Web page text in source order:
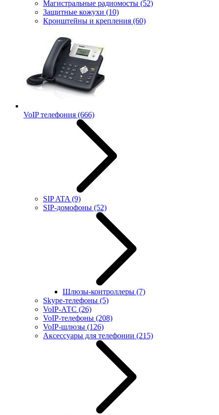
Магистральные радиомосты (52)
Защитные кожухи (10)
Кронштейны и крепления (60)
VoIP телефония (666)
SIP ATA (9)
SIP-домофоны (52)
Шлюзы-контроллеры (7)
Skype-телефоны (5)
VoIP-АТС (26)
VoIP-телефоны (208)
VoIP-шлюзы (126)
Аксессуары для телефонии (215)